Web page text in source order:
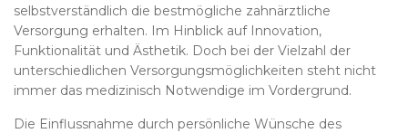
selbstverständlich die bestmögliche zahnärztliche
Versorgung erhalten. Im Hinblick auf Innovation,
Funktionalität und Ästhetik. Doch bei der Vielzahl der
unterschiedlichen Versorgungsmöglichkeiten steht nicht
immer das medizinisch Notwendige im Vordergrund.
Die Einflussnahme durch persönliche Wünsche des